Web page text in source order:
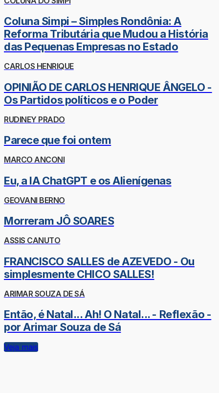
Coluna Simpi – Simples Rondônia: A
Reforma Tributária que Mudou a História
das Pequenas Empresas no Estado
CARLOS HENRIQUE
OPINIÃO DE CARLOS HENRIQUE ÂNGELO -
Os Partidos políticos e o Poder
RUDINEY PRADO
Parece que foi ontem
MARCO ANCONI
Eu, a IA ChatGPT e os Alienígenas
GEOVANI BERNO
Morreram JÔ SOARES
ASSIS CANUTO
FRANCISCO SALLES de AZEVEDO - Ou
simplesmente CHICO SALLES!
ARIMAR SOUZA DE SÁ
Então, é Natal... Ah! O Natal... - Reflexão -
por Arimar Souza de Sá
Veja mais